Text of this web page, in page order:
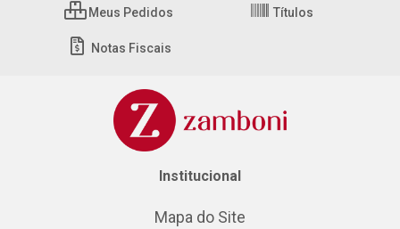
Meus Pedidos Títulos
Notas Fiscais
Institucional
Mapa do Site